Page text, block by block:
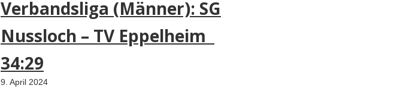
Verbandsliga (Männer): SG
Nussloch – TV Eppelheim
34:29
9. April 2024